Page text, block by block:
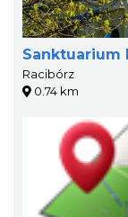
Sanktuarium
Racibórz
0.74 km